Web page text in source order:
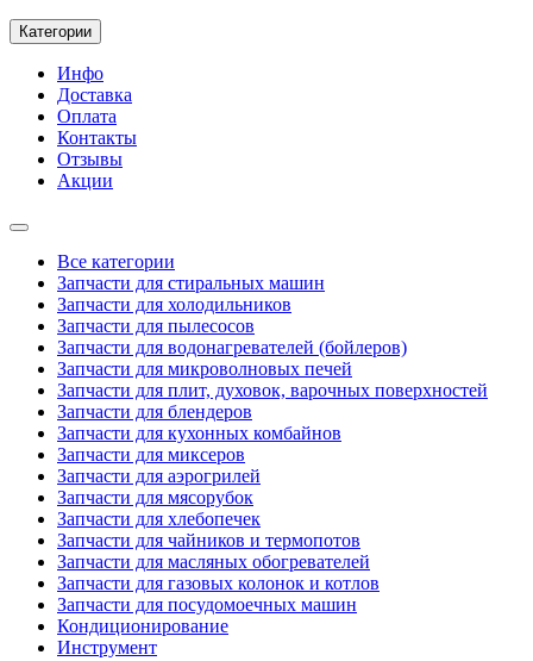
Категории
Инфо
Доставка
Оплата
Контакты
Отзывы
Акции
Все категории
Запчасти для стиральных машин
Запчасти для холодильников
Запчасти для пылесосов
Запчасти для водонагревателей (бойлеров)
Запчасти для микроволновых печей
Запчасти для плит, духовок, варочных поверхностей
Запчасти для блендеров
Запчасти для кухонных комбайнов
Запчасти для миксеров
Запчасти для аэрогрилей
Запчасти для мясорубок
Запчасти для хлебопечек
Запчасти для чайников и термопотов
Запчасти для масляных обогревателей
Запчасти для газовых колонок и котлов
Запчасти для посудомоечных машин
Кондиционирование
Инструмент